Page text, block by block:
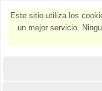
Este sitio utiliza los
un mejor servicio.